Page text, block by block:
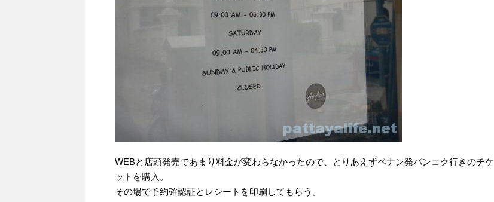
WEBと店頭発売であまり料金が変わらなかったので、とりあえずペナン発バンコク行きのチケ
ットを購入。
その場で予約確認証とレシートを印刷してもらう。